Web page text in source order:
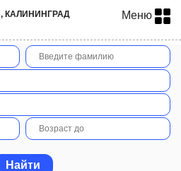
КАЛИНИНГРАД
Меню